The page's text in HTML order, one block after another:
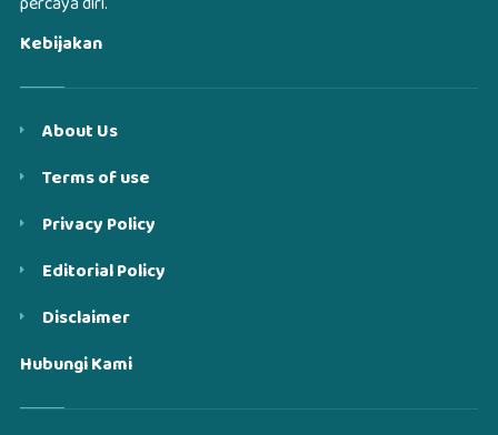
Kebijakan
About Us
Terms of use
Privacy Policy
Editorial Policy
Disclaimer
Hubungi Kami